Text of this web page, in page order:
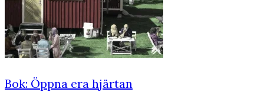
Bok: Öppna era hjärtan